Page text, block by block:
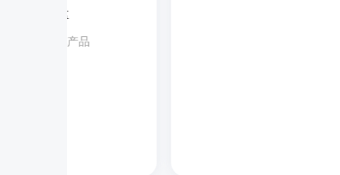
大尺寸托盘
称产品名称产品